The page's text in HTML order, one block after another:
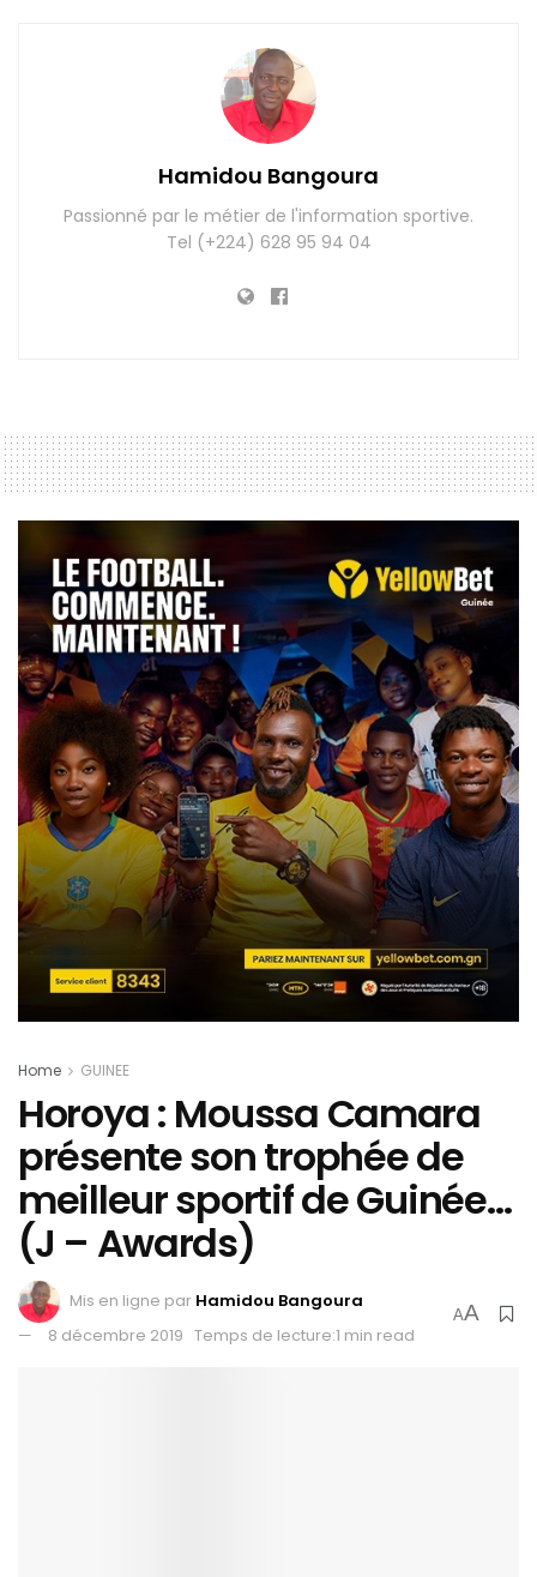
Hamidou Bangoura
Passionné par le métier de l'information sportive.
Tel (+224) 628 95 94 04
Home GUINEE
Horoya : Moussa Camara
présente son trophée de
meilleur sportif de Guinée…
(J – Awards)
Mis en ligne par Hamidou Bangoura
8 décembre 2019 Temps de lecture:1 min read
AA